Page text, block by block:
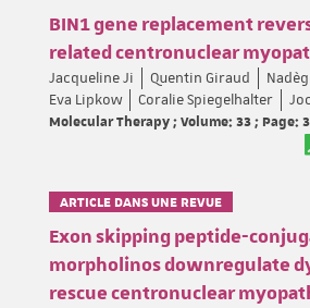
BIN1 gene replacement
related centronuclear
Jacqueline Ji Quentin Giraud
Eva Lipkow
Coralie Spiegelhalter
Molecular Therapy ; Volume: 33 ; Page:
ARTICLE DANS UNE REVUE
Exon skipping peptide-
morpholinos downregulate
rescue centronuclear